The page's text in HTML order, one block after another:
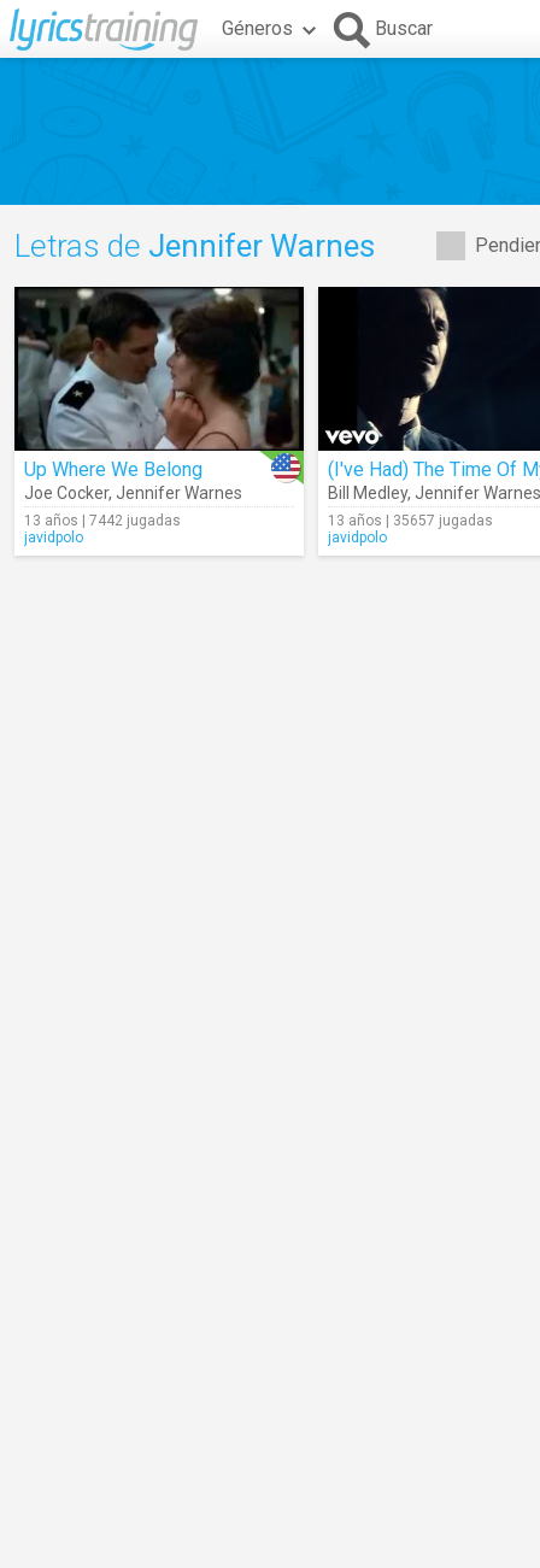
Géneros Buscar
Letras de Jennifer Warnes
Up Where We Belong
Joe Cocker, Jennifer Warnes
13 años | 7442 jugadas
javidpolo
Bill Medley, Jennifer Warnes
13 años | 35657 jugadas
javidpolo